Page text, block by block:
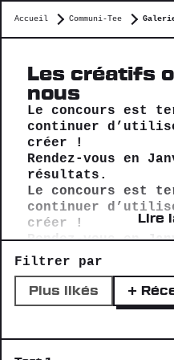
Accueil Communi-Tee
Les créatifs
nous
Le concours est
continuer
créer !
Rendez-vous en
résultats.
Le concours est
continuer
créer !
Rendez-vous en
résultats.
La galerie met en
créations de
révèle les
visibilité.
Lire
Filtrer par
Plus likés +